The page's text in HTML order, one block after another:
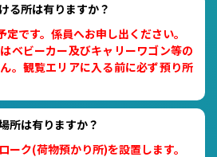
る所は有りますか？
です。係員へお申し出ください。
ベビーカー及びキャリーワゴン等の
。観覧エリアに入る前に必ず預り所
所は有りますか？
ーク(荷物預かり所)を設置します。